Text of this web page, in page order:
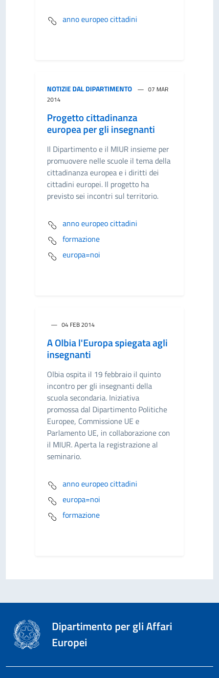
anno europeo cittadini
NOTIZIE DAL DIPARTIMENTO
07 MAR
2014
Progetto cittadinanza
europea per gli insegnanti
Il Dipartimento e il MIUR insieme per
promuovere nelle scuole il tema della
cittadinanza europea e i diritti dei
cittadini europei. Il progetto ha
previsto sei incontri sul territorio.
anno europeo cittadini
formazione
europa=noi
04 FEB 2014
A Olbia l'Europa spiegata agli
insegnanti
Olbia ospita il 19 febbraio il quinto
incontro per gli insegnanti della
scuola secondaria. Iniziativa
promossa dal Dipartimento Politiche
Europee, Commissione UE e
Parlamento UE, in collaborazione con
il MIUR. Aperta la registrazione al
seminario.
anno europeo cittadini
europa=noi
formazione
Dipartimento per gli Affari
Europei